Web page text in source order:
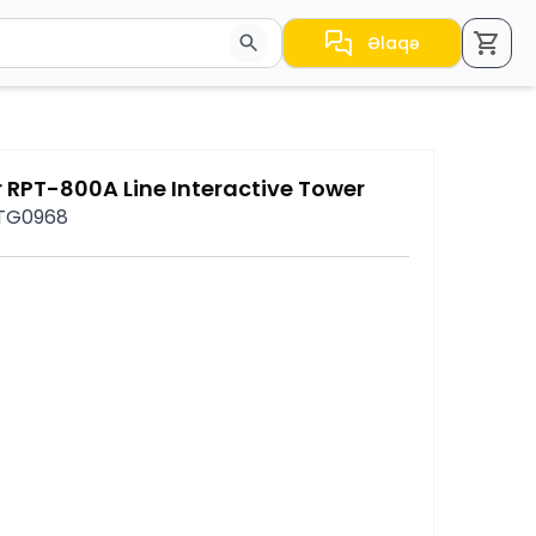
nəticələr arasında keçid etmək üçün ox
Əlaqə
RPT-800A Line Interactive Tower